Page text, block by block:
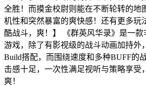
全胜！而摸金校尉则能在不断轮转的地
机性和突然暴富的爽快感！还有更多玩
酷战斗，爽！】 《群英风华录》是一
游戏，除了有影视级的战斗动画加持外
Build搭配，而围绕速度和多种BUFF的
击感十足，一次性满足视听与策略享受
爽！